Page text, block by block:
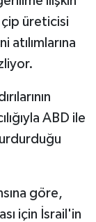
üreticisi
atılımlarına
ABD ile
göre,
için İsrail'in